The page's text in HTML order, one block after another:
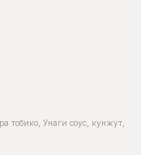
тобико, Унаги соус, кунжут,